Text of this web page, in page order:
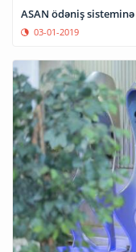
ASAN ödəniş
03-01-2019